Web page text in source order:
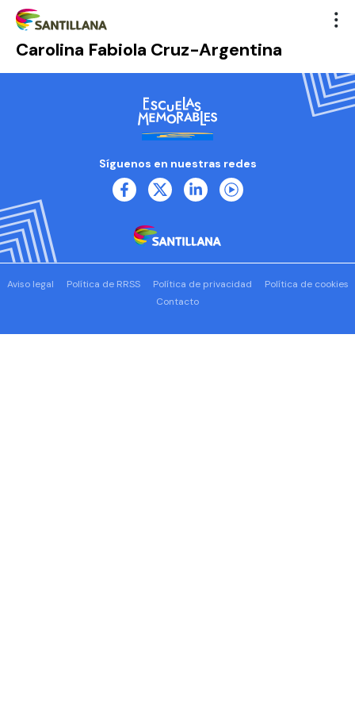
Carolina Fabiola Cruz-Argentina
Síguenos en nuestras redes
Aviso legal Política de RRSS Política de privacidad
Política de cookies
Contacto